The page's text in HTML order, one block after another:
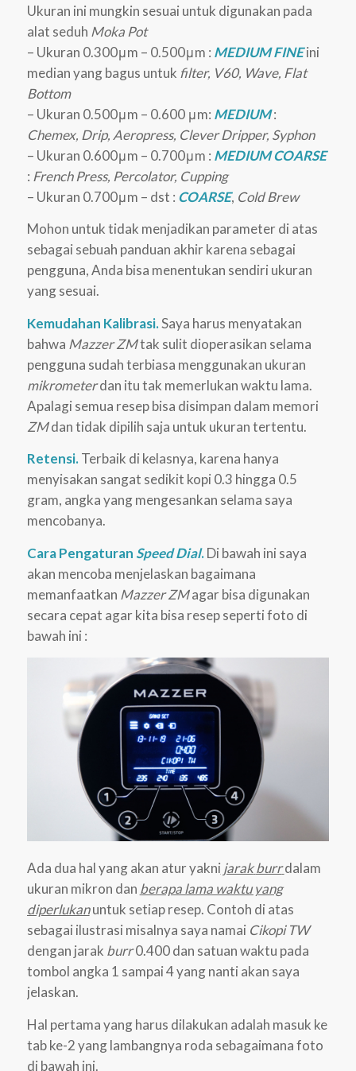
Ukuran ini mungkin sesuai untuk digunakan pada
alat seduh Moka Pot
– Ukuran 0.300μm – 0.500μm : MEDIUM FINEini
median yang bagus untuk filter, V60, Wave, Flat
Bottom
– Ukuran 0.500μm – 0.600 μm: MEDIUM:
Chemex, Drip, Aeropress, Clever Dripper, Syphon
– Ukuran 0.600μm – 0.700μm : MEDIUM COARSE
: French Press, Percolator, Cupping
– Ukuran 0.700μm – dst : COARSE, Cold Brew
Mohon untuk tidak menjadikan parameter di atas
sebagai sebuah panduan akhir karena sebagai
pengguna, Anda bisa menentukan sendiri ukuran
yang sesuai.
Kemudahan Kalibrasi.Saya harus menyatakan
bahwa Mazzer ZMtak sulit dioperasikan selama
pengguna sudah terbiasa menggunakan ukuran
mikrometerdan itu tak memerlukan waktu lama.
Apalagi semua resep bisa disimpan dalam memori
ZMdan tidak dipilih saja untuk ukuran tertentu.
Retensi.Terbaik di kelasnya, karena hanya
menyisakan sangat sedikit kopi 0.3 hingga 0.5
gram, angka yang mengesankan selama saya
mencobanya.
Cara PengaturanSpeed Dial.Di bawah ini saya
akan mencoba menjelaskan bagaimana
memanfaatkan Mazzer ZMagar bisa digunakan
secara cepat agar kita bisa resep seperti foto di
bawah ini :
Ada dua hal yang akan atur yakni jarak burr dalam
ukuran mikron dan berapa lama waktu yang
diperlukan untuk setiap resep. Contoh di atas
sebagai ilustrasi misalnya saya namai Cikopi TW
dengan jarak burr0.400 dan satuan waktu pada
tombol angka 1 sampai 4 yang nanti akan saya
jelaskan.
Hal pertama yang harus dilakukan adalah masuk ke
tab ke-2 yang lambangnya roda sebagaimana foto
di bawah ini.